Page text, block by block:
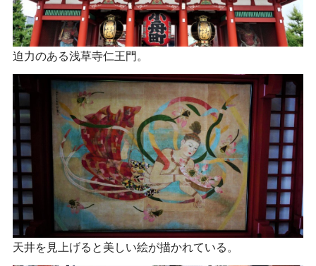
迫力のある浅草寺仁王門。
天井を見上げると美しい絵が描かれている。